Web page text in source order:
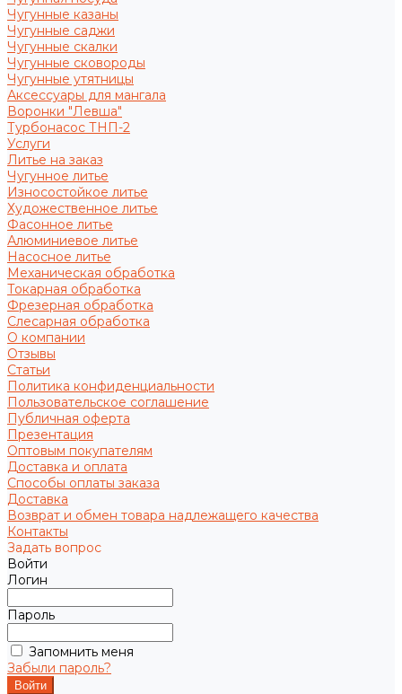
Чугунные казаны
Чугунные саджи
Чугунные скалки
Чугунные сковороды
Чугунные утятницы
Аксессуары для мангала
Воронки "Левша"
Турбонасос ТНП-2
Услуги
Литье на заказ
Чугунное литье
Износостойкое литье
Художественное литье
Фасонное литье
Алюминиевое литье
Насосное литье
Механическая обработка
Токарная обработка
Фрезерная обработка
Слесарная обработка
О компании
Отзывы
Статьи
Политика конфиденциальности
Пользовательское соглашение
Публичная оферта
Презентация
Оптовым покупателям
Доставка и оплата
Способы оплаты заказа
Доставка
Возврат и обмен товара надлежащего качества
Контакты
Задать вопрос
Войти
Логин
Пароль
Запомнить меня
Забыли пароль?